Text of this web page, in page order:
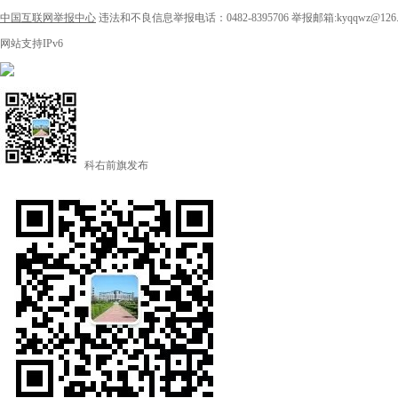
中国互联网举报中心 违法和不良信息举报电话：0482-8395706 举报邮箱
网站支持IPv6
科右前旗发布